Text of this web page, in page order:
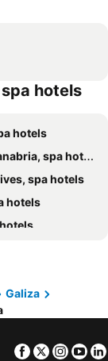
hotels
hotels
spa hotels
spa hotels
hotels
Galiza
Facebook
Twitter